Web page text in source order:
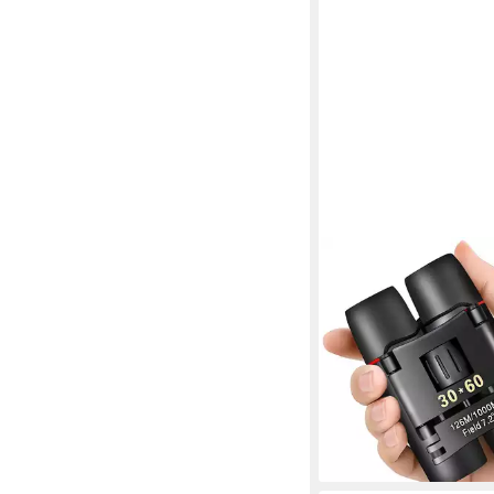
30x60 Fernglas,
wasserdicht und
18,99 €
UVP29,99 €
-37%
lieferbar - in 4-5